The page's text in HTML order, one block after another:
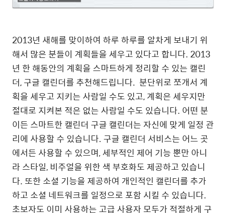
2013년 새해를 맞이하여 하루 하루를 알차게 보내기 위
해서 많은 분들이 계획들을 세우고 있다고 합니다. 2013
년 한 해동안의 계획을 스마트하게 정리할 수 있는 캘린
더, 구글 캘린더를 추천해드립니다. 분단위로 쪼개서 계
획을 세우고 지키는 사람일 수도 있고, 계획은 세우지만
절대로 지켜본 적은 없는 사람일 수도 있습니다. 어떤 분
이든 스마트한 캘린더 구글 캘린더는 자신에 맞게 일정 관
리에 사용할 수 있습니다. 구글 캘린더 서비스는 어느 곳
에서든 사용할 수 있으며, 세부적인 제어 기능 뿐만 아니
라 스타일, 비주얼을 위한 색 부호화도 제공하고 있습니
다. 또한 소셜 기능을 제공하여 개인적인 캘린더를 추가
하고 소셜 네트워크를 일정으로 포함 시킬 수 있습니다.
초보자도 이미 사용하는 고급 사용자 모두가 적절하게 구